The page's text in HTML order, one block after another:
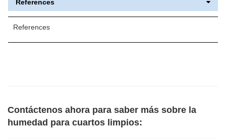
References
References
Contáctenos ahora para saber más sobre la
humedad para cuartos limpios: